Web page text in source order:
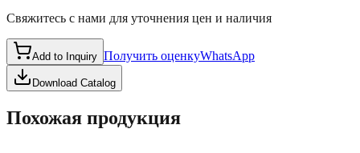
Свяжитесь с нами для уточнения цен и наличия
Add to Inquiry Получить оценкуWhatsApp
Download Catalog
Похожая продукция